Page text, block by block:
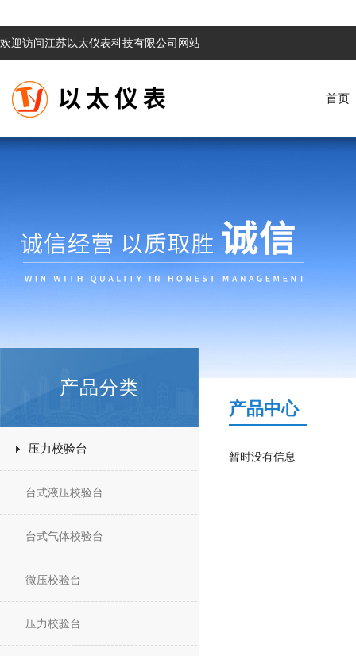
欢迎访问江苏以太仪表科技有限公司网站
首页
产品分类
压力校验台
台式液压校验台
台式气体校验台
微压校验台
压力校验台
产品中心
暂时没有信息